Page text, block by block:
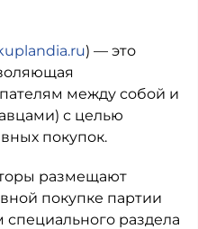
) — это
между собой и
с целью
покупок.
размещают
покупке партии
специального раздела